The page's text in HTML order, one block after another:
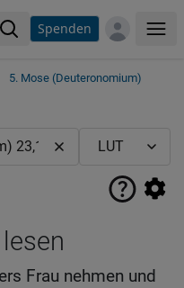
Spenden
5. Mose (Deuteronomium)
Frau nehmen und